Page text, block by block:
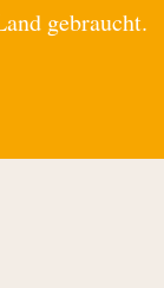
gebraucht.